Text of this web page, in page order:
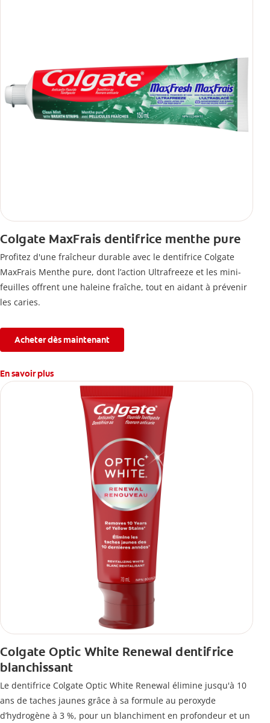
Colgate MaxFrais dentifrice menthe pure
Profitez d'une fraîcheur durable avec le dentifrice Colgate
MaxFrais Menthe pure, dont l’action Ultrafreeze et les mini-
feuilles offrent une haleine fraîche, tout en aidant à prévenir
les caries.
Acheter dès maintenant
En savoir plus
Colgate Optic White Renewal dentifrice
blanchissant
Le dentifrice Colgate Optic White Renewal élimine jusqu'à 10
ans de taches jaunes grâce à sa formule au peroxyde
d’hydrogène à 3 %, pour un blanchiment en profondeur et un